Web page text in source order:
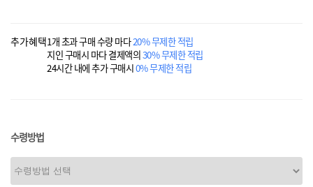
추가혜택1개 초과 구매 수량 마다20% 무제한 적립
지인 구매시 마다 결제액의30% 무제한 적립
24시간 내에 추가 구매시0% 무제한 적립
수령방법